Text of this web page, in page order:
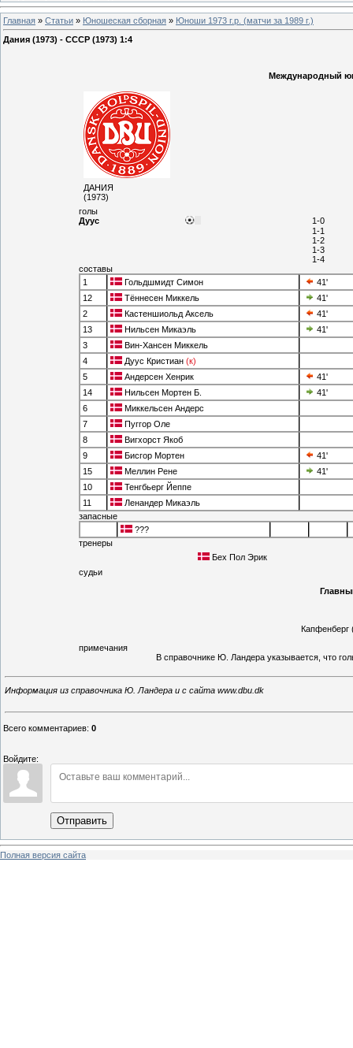
Главная » Статьи » Юношеская cборная » Юноши 1973 г.р. (матчи за 1989 г.)
Дания (1973) - СССР (1973) 1:4
Международный
ДАНИЯ
(1973)
голы
Дуус
1-0
1-1
1-2
1-3
1-4
составы
1
Гольдшмидт Симон
41'
12
Тённесен Миккель
41'
2
Кастеншиольд Аксель
41'
13
Нильсен Микаэль
41'
3
Вин-Хансен Миккель
4
Дуус Кристиан (к)
5
Андерсен Хенрик
41'
14
Нильсен Мортен Б.
41'
6
Миккельсен Андерс
7
Пуггор Оле
8
Вигхорст Якоб
9
Бисгор Мортен
41'
15
Меллин Рене
41'
10
Тенгбьерг Йеппе
11
Ленандер Микаэль
запасные
???
тренеры
Бех Пол Эрик
судьи
Капфенберг
примечания
В справочнике Ю. Ландера указывается, что
Информация из справочника Ю. Ландера и с сайта www.dbu.dk
Всего комментариев: 0
Войдите:
Отправить
Полная версия сайта